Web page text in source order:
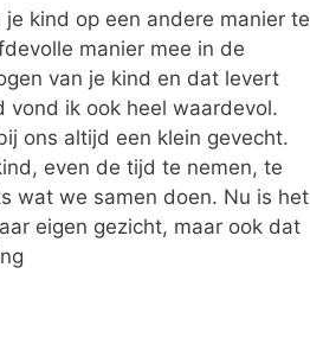
kind op een andere manier te
manier mee in de
van je kind en dat levert
vond ik ook heel waardevol.
ons altijd een klein gevecht.
even de tijd te nemen, te
wat we samen doen. Nu is het
eigen gezicht, maar ook dat